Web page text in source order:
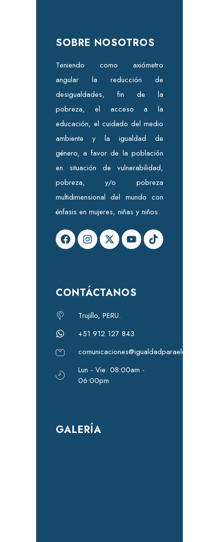
SOBRE NOSOTROS
Teniendo como axiómetro
angular la reducción de
desigualdades, fin de la
pobreza, el acceso a la
educación, el cuidado del medio
ambiente y la igualdad de
género, a favor de la población
en situación de vulnerabilidad,
pobreza, y/o pobreza
multidimensional del mundo con
énfasis en mujeres, niñas y niños.
CONTÁCTANOS
Trujillo, PERU.
+51 912 127 843
Lun - Vie: 08:00am -
06:00pm
GALERÍA